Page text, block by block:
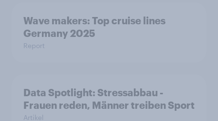
Wave makers: Top cruise lines
Germany 2025
Report
Data Spotlight: Stressabbau -
Frauen reden, Männer treiben Sport
Artikel